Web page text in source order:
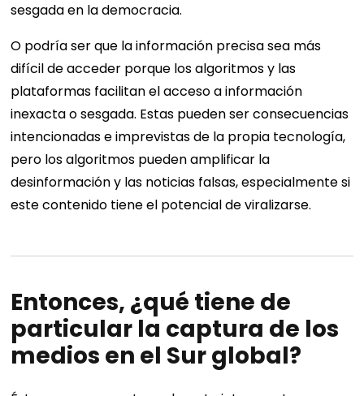
sesgada en la democracia.
O podría ser que la información precisa sea más
difícil de acceder porque los algoritmos y las
plataformas facilitan el acceso a información
inexacta o sesgada. Estas pueden ser consecuencias
intencionadas e imprevistas de la propia tecnología,
pero los algoritmos pueden amplificar la
desinformación y las noticias falsas, especialmente si
este contenido tiene el potencial de viralizarse.
Entonces, ¿qué tiene de
particular la captura de los
medios en el Sur global?